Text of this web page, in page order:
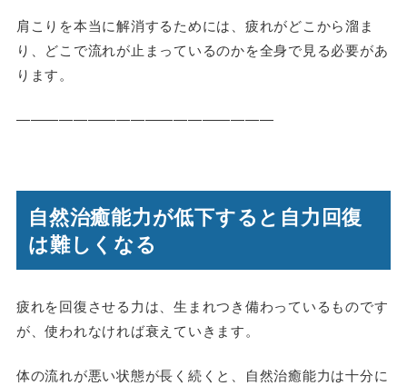
肩こりを本当に解消するためには、疲れがどこから溜ま
り、どこで流れが止まっているのかを全身で見る必要があ
ります。
――――――――――――――――――
自然治癒能力が低下すると自力回復
は難しくなる
疲れを回復させる力は、生まれつき備わっているものです
が、使われなければ衰えていきます。
体の流れが悪い状態が長く続くと、自然治癒能力は十分に